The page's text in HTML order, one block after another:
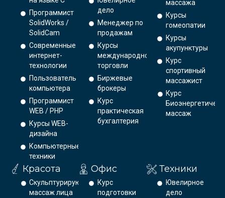
Программист
SolidWorks /
SolidCam
Современные
интернет-
технологии
Пользователь
компьютера
Программист
WEB / PHP
Курсы WEB-
дизайна
Компьютерные
техники
дело
Менеджер по
продажам
Курсы
международной
торговли
Биржевые
брокеры
Курс
практическая
бухгалтерия
массажа
Курсы
гомеопатии
Курсы
акупунктуры
Курс
спортивный
массажист
Курс
массаж
Красота
Скульптурирующий
массаж лица
Офис
Курс
подготовки
Техники
Ювелирное
дело